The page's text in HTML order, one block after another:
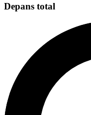
Depans total